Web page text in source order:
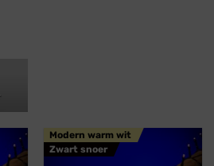
Modern warm wit
Zwart snoer